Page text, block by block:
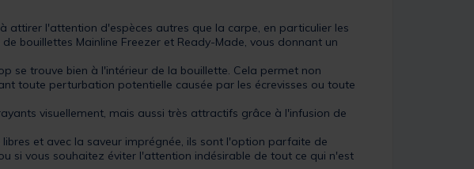
l'attention d'espèces autres que la carpe, en particulier les
bouillettes Mainline Freezer et Ready-Made, vous donnant un
se trouve bien à l'intérieur de la bouillette. Cela permet non
toute perturbation potentielle causée par les écrevisses ou toute
visuellement, mais aussi très attractifs grâce à l'infusion de
et avec la saveur imprégnée, ils sont l'option parfaite de
si vous souhaitez éviter l'attention indésirable de tout ce qui n'est